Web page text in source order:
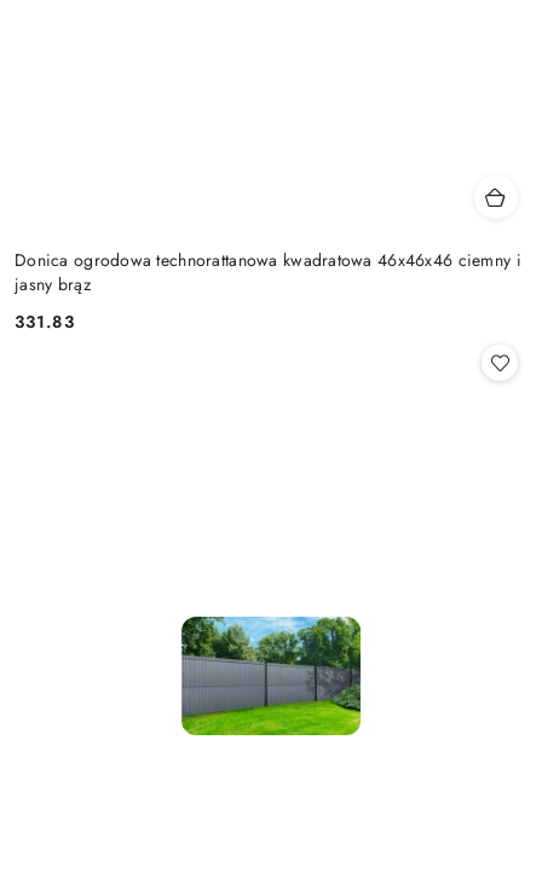
Donica ogrodowa technorattanowa kwadratowa 46x46x46 ciemny i
jasny brąz
Cena:
331.83